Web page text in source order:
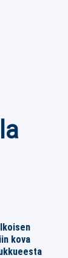
kova